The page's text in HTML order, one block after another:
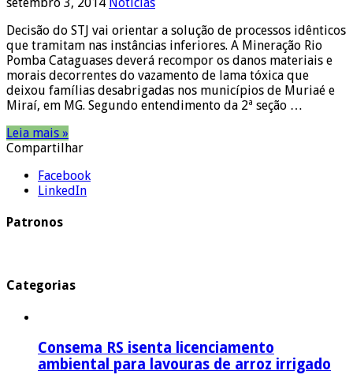
Decisão do STJ vai orientar a solução de processos idênticos
que tramitam nas instâncias inferiores. A Mineração Rio
Pomba Cataguases deverá recompor os danos materiais e
morais decorrentes do vazamento de lama tóxica que
deixou famílias desabrigadas nos municípios de Muriaé e
Miraí, em MG. Segundo entendimento da 2ª seção …
Leia mais »
Compartilhar
Facebook
LinkedIn
Patronos
Categorias
Consema RS isenta licenciamento
ambiental para lavouras de arroz irrigado